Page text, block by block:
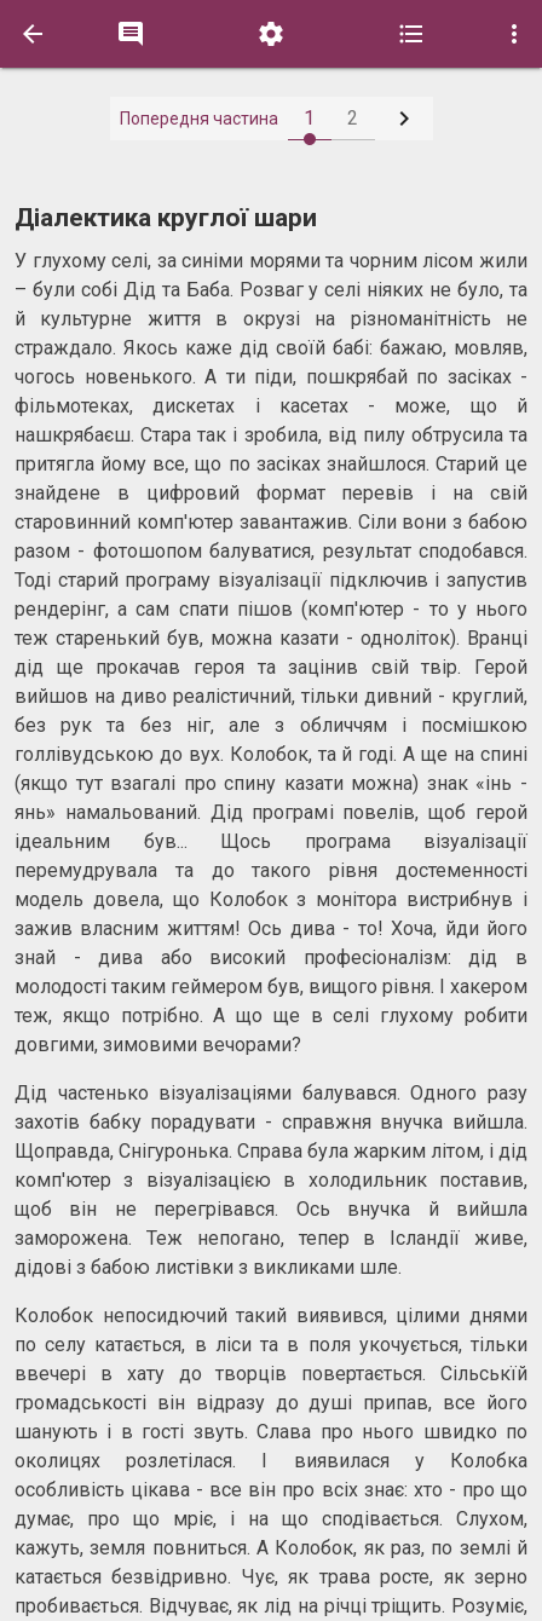
    
Попередня частина 1 2 
Діалектика круглої шари
У глухому селі, за синіми морями та чорним лісом жили
– були собі Дід та Баба. Розваг у селі ніяких не було, та
й культурне життя в окрузі на різноманітність не
страждало. Якось каже дiд своїй бабі: бажаю, мовляв,
чогось новенького. А ти піди, пошкрябай по засіках -
фільмотеках, дискетах і касетах - може, що й
нашкрябаєш. Стара так і зробила, від пилу обтрусила та
притягла йому все, що по засіках знайшлося. Старий це
знайдене в цифровий формат перевів і на свій
старовинний комп'ютер завантажив. Сіли вони з бабою
разом - фотошопом балуватися, результат сподобався.
Тоді старий програму візуалізації підключив і запустив
рендерінг, а сам спати пішов (комп'ютер - то у нього
теж старенький був, можна казати - одноліток). Вранці
дід ще прокачав героя та зацінив свій твір. Герой
вийшов на диво реалістичний, тільки дивний - круглий,
без рук та без ніг, але з обличчям і посмішкою
голлівудською до вух. Колобок, та й годі. А ще на спині
(якщо тут взагалі про спину казати можна) знак «інь -
янь» намальований. Дід програмі повелів, щоб герой
ідеальним був... Щось програма візуалізації
перемудрувала та до такого рівня достеменності
модель довела, що Колобок з монітора вистрибнув і
зажив власним життям! Ось дива - то! Хоча, йди його
знай - дива або високий професіоналізм: дід в
молодості таким геймером був, вищого рівня. І хакером
теж, якщо потрібно. А що ще в селі глухому робити
довгими, зимовими вечорами?
Дід частенько візуалізаціями балувався. Одного разу
захотів бабку порадувати - справжня внучка вийшла.
Щоправда, Снігуронька. Справа була жарким літом, і дід
комп'ютер з візуалізацією в холодильник поставив,
щоб він не перегрівався. Ось внучка й вийшла
заморожена. Теж непогано, тепер в Ісландії живе,
дідові з бабою листівки з викликами шле.
Колобок непосидючий такий виявився, цілими днями
по селу катається, в ліси та в поля укочується, тільки
ввечері в хату до творців повертається. Сільськїй
громадськості він відразу до душі припав, все його
шанують і в гості звуть. Слава про нього швидко по
околицях розлетілася. І виявилася у Колобка
особливість цікава - все він про всіх знає: хто - про що
думає, про що мріє, і на що сподівається. Слухом,
кажуть, земля повниться. А Колобок, як раз, по землі й
катається безвідривно. Чує, як трава росте, як зерно
пробивається. Відчуває, як лід на річці тріщить. Розуміє,